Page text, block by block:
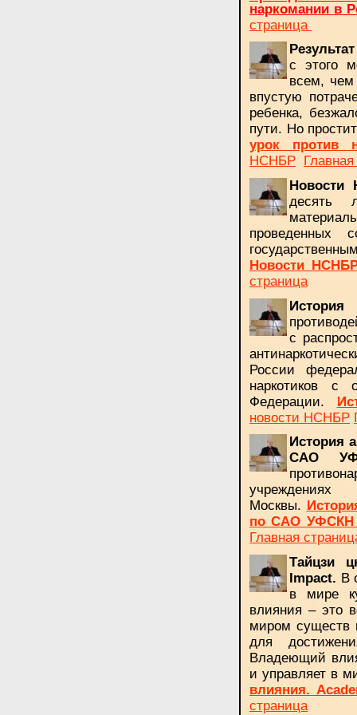
наркомании в
страница
с этого
всем, чем
впустую
ребенка,
пути. Но
урок против
НСНБР
Новости
десять
проведенных
Новости НСНБР
страница
с
России
наркотиков с
Федерации.
новости НСНБР
История
САО
учреждениях
Москвы.
по САО УФСКН
Главная
Тайцзи
Impact. В
в мире
влияния – это
миром
для
Владеющий
и управляет в
влияния.
страница